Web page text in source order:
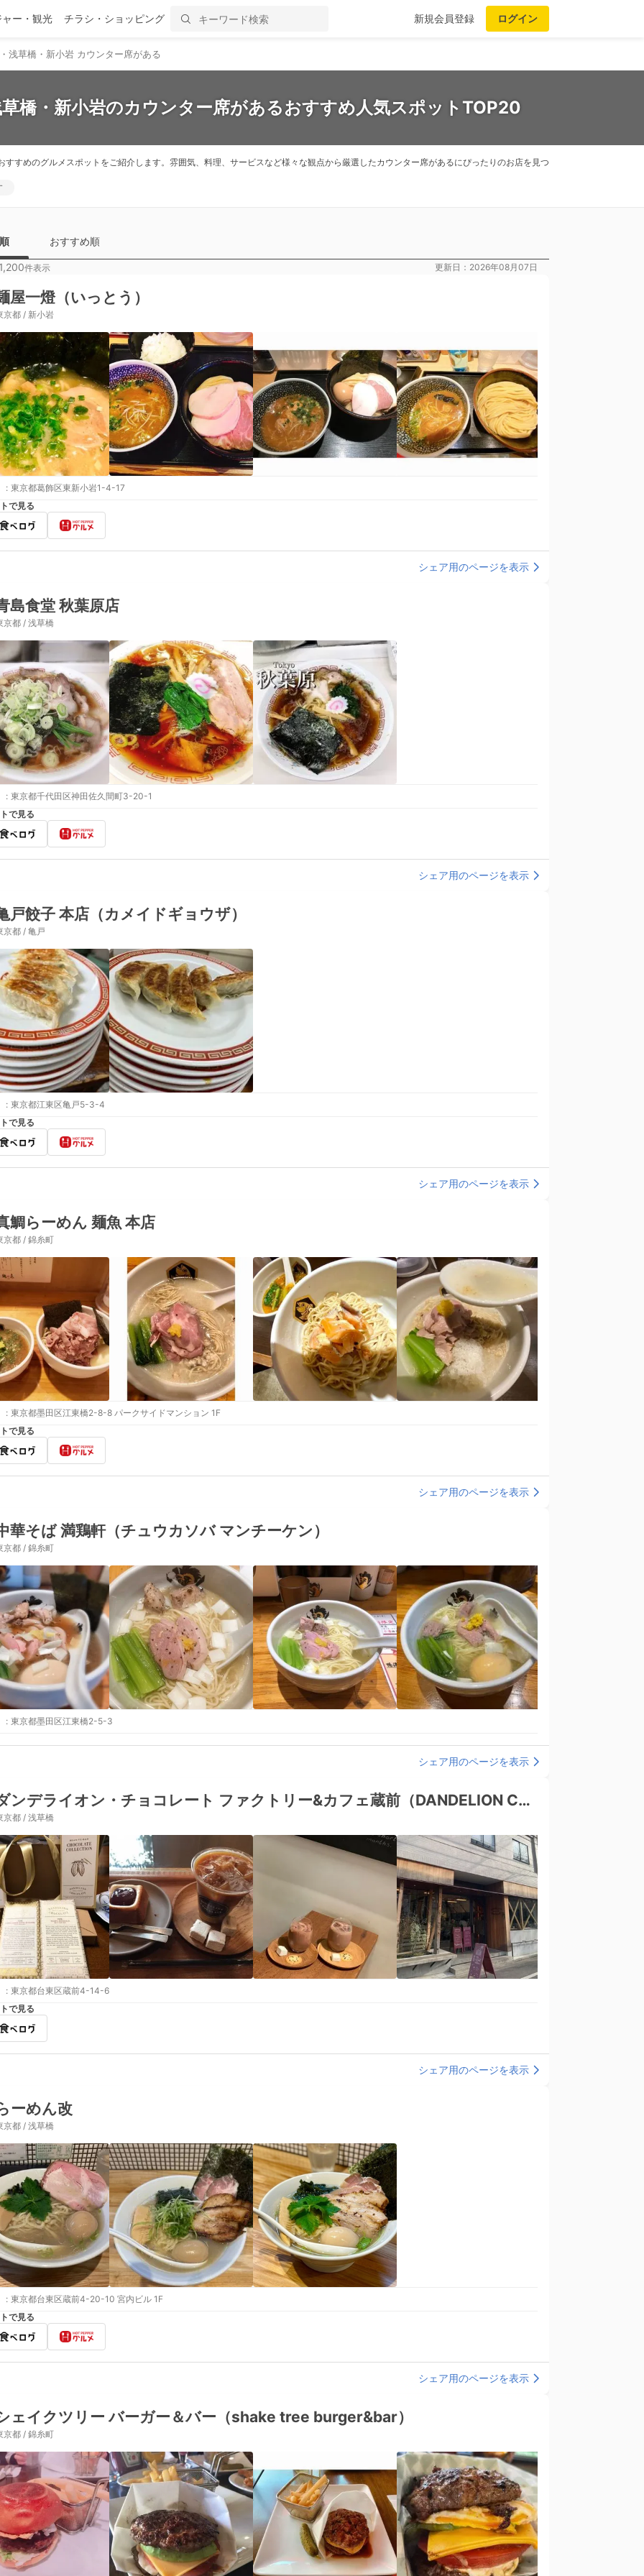
ー・観光 チラシ・ショッピング 新規会員登録 ログイン
浅草橋・新小岩 カウンター席がある
橋・新小岩のカウンター席があるおすすめ人気スポットTOP20
すめのグルメスポットをご紹介します。雰囲気、料理、サービスなど様々な観点から厳選したカウンター席があるにぴったりのお店を見つ
おすすめ順
件表示 更新日：2026年08月07日
屋一燈（いっとう）
京都 / 新小岩
: 東京都葛飾区東新小岩1-4-17
で見る
シェア用のページを表示
島食堂 秋葉原店
京都 / 浅草橋
: 東京都千代田区神田佐久間町3-20-1
で見る
シェア用のページを表示
戸餃子 本店（カメイドギョウザ）
京都 / 亀戸
: 東京都江東区亀戸5-3-4
で見る
シェア用のページを表示
鯛らーめん 麺魚 本店
京都 / 錦糸町
: 東京都墨田区江東橋2-8-8 パークサイドマンション 1F
で見る
シェア用のページを表示
華そば 満鶏軒（チュウカソバ マンチーケン）
京都 / 錦糸町
: 東京都墨田区江東橋2-5-3
シェア用のページを表示
ダンデライオン・チョコレート ファクトリー&カフェ蔵前（DANDELION CHOCOLATE）
京都 / 浅草橋
: 東京都台東区蔵前4-14-6
で見る
シェア用のページを表示
ーめん改
京都 / 浅草橋
: 東京都台東区蔵前4-20-10 宮内ビル 1F
で見る
シェア用のページを表示
ェイクツリー バーガー＆バー（shake tree burger&bar）
京都 / 錦糸町